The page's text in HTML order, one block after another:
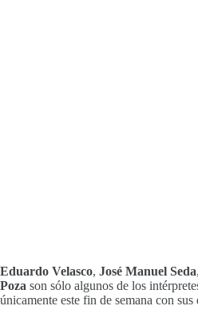
Eduardo Velasco, José Manuel Seda,
Poza son sólo algunos de los
únicamente este fin de semana con